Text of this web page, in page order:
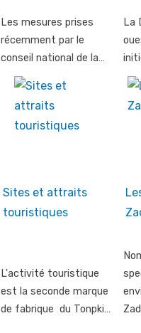
Les mesures prises
récemment par le
conseil national de la…
La
Sites et attraits
touristiques
L'activité touristique
est la seconde marque
de fabrique du Tonpki…